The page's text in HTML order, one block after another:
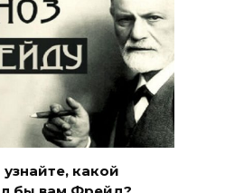
какой